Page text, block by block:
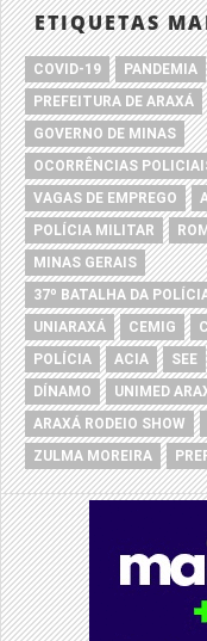
ETIQUETAS
COVID-19 PANDEMIA
PREFEITURA DE ARAXÁ
GOVERNO DE MINAS
OCORRÊNCIAS
VAGAS DE EMPREGO
POLÍCIA MILITAR
MINAS GERAIS
37º BATALHA DA
UNIARAXÁ
CEMIG
POLÍCIA
ACIA SEE
DÍNAMO
UNIMED
ARAXÁ RODEIO SHOW
ZULMA MOREIRA